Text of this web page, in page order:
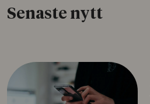
Senaste nytt